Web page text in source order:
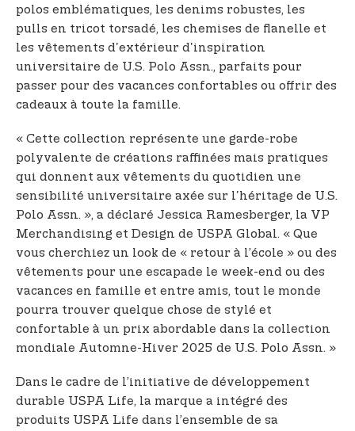
polos emblématiques, les denims robustes, les
pulls en tricot torsadé, les chemises de flanelle et
les vêtements d'extérieur d'inspiration
universitaire de U.S. Polo Assn., parfaits pour
passer pour des vacances confortables ou offrir des
cadeaux à toute la famille.
« Cette collection représente une garde-robe
polyvalente de créations raffinées mais pratiques
qui donnent aux vêtements du quotidien une
sensibilité universitaire axée sur l'héritage de U.S.
Polo Assn. », a déclaré Jessica Ramesberger, la VP
Merchandising et Design de USPA Global. « Que
vous cherchiez un look de « retour à l’école » ou des
vêtements pour une escapade le week-end ou des
vacances en famille et entre amis, tout le monde
pourra trouver quelque chose de stylé et
confortable à un prix abordable dans la collection
mondiale Automne-Hiver 2025 de U.S. Polo Assn. »
Dans le cadre de l’initiative de développement
durable USPA Life, la marque a intégré des
produits USPA Life dans l’ensemble de sa